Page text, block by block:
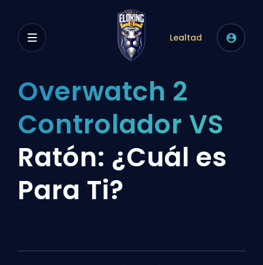
Lealtad
Overwatch 2
Controlador VS
Ratón: ¿Cuál es
Para Ti?